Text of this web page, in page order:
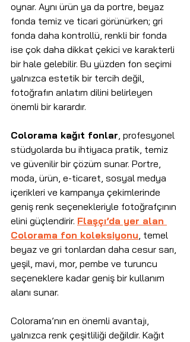
oynar. Aynı ürün ya da portre, beyaz
fonda temiz ve ticari görünürken; gri
fonda daha kontrollü, renkli bir fonda
ise çok daha dikkat çekici ve karakterli
bir hale gelebilir. Bu yüzden fon seçimi
yalnızca estetik bir tercih değil,
fotoğrafın anlatım dilini belirleyen
önemli bir karardır.
Colorama kağıt fonlar, profesyonel
stüdyolarda bu ihtiyaca pratik, temiz
ve güvenilir bir çözüm sunar. Portre,
moda, ürün, e-ticaret, sosyal medya
içerikleri ve kampanya çekimlerinde
geniş renk seçenekleriyle fotoğrafçının
elini güçlendirir. Flaşçı’da yer alan
Colorama fon koleksiyonu, temel
beyaz ve gri tonlardan daha cesur sarı,
yeşil, mavi, mor, pembe ve turuncu
seçeneklere kadar geniş bir kullanım
alanı sunar.
Colorama’nın en önemli avantajı,
yalnızca renk çeşitliliği değildir. Kağıt